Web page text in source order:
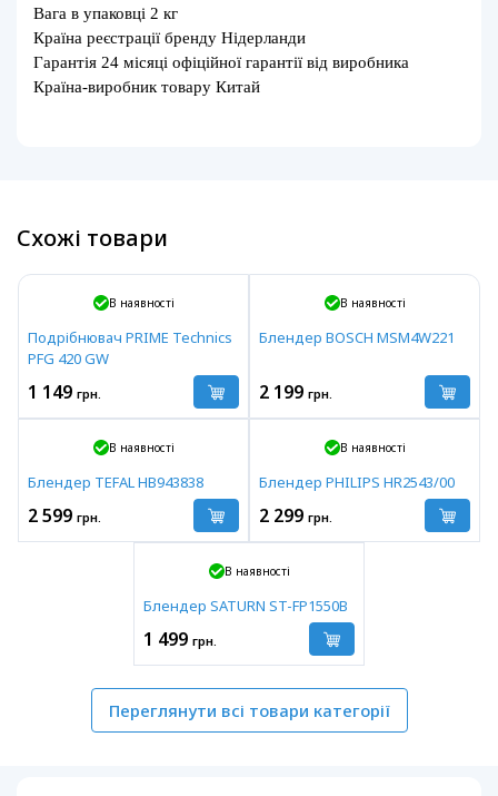
Вага в упаковці 2 кг
Країна реєстрації бренду Нідерланди
Гарантія 24 місяці офіційної гарантії від виробника
Країна-виробник товару Китай
Схожі товари
В наявності
Подрібнювач PRIME Technics
PFG 420 GW
1 149 грн.
В наявності
Блендер BOSCH MSM4W221
2 199 грн.
В наявності
Блендер TEFAL HB943838
2 599 грн.
В наявності
Блендер PHILIPS HR2543/00
2 299 грн.
В наявності
Блендер SATURN ST-FP1550B
1 499 грн.
Переглянути всі товари категорії